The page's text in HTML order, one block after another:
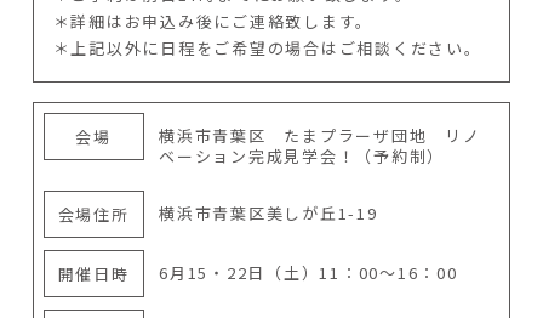
＊詳細はお申込み後にご連絡致します。
＊上記以外に日程をご希望の場合はご相談ください。
会場
横浜市青葉区 たまプラーザ団地 リノ
ベーション完成見学会！（予約制）
会場住所 横浜市青葉区美しが丘1-19
開催日時 6月15・22日（土）11：00～16：00